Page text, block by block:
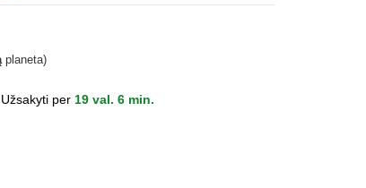
planeta)
Užsakyti per 19 val. 6 min.